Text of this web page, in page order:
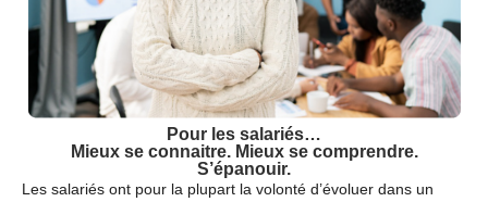
Pour les salariés…
Mieux se connaitre. Mieux se comprendre.
S’épanouir.
Les salariés ont pour la plupart la volonté d’évoluer dans un